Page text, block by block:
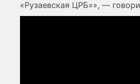
«Рузаевская ЦРБ»», —